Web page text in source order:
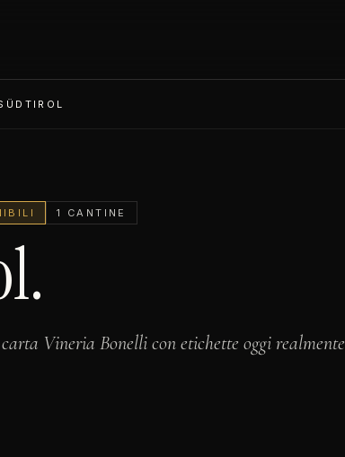
1 CANTINE
Vineria Bonelli con etichette oggi realmente